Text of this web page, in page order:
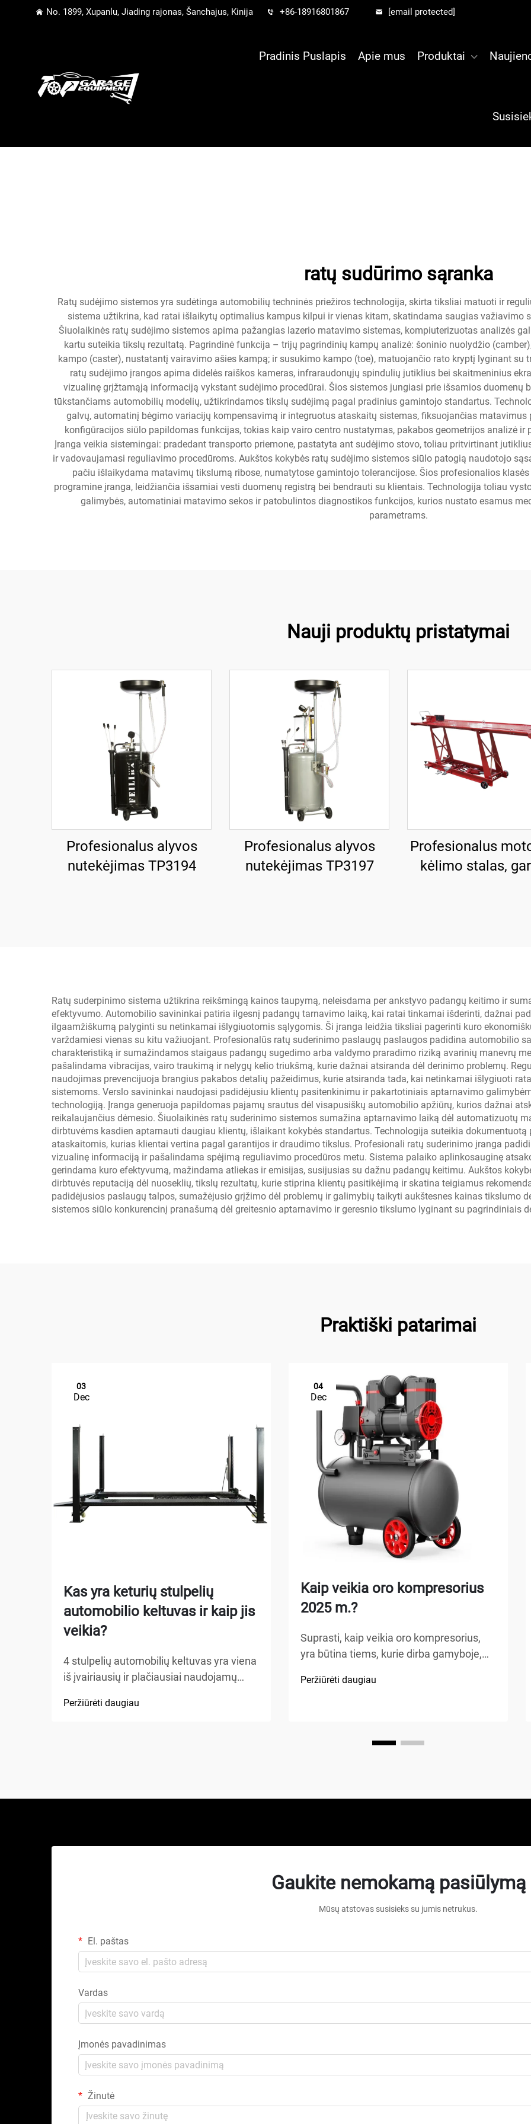
No. 1899, Xupanlu, Jiading rajonas, Šanchajus, Kinija +86-18916801867 [email protected]
Pradinis Puslapis Apie mus Produktai
ratų sudūrimo sąranka
Ratų sudėjimo sistemos yra sudėtinga automobilių techninės priežiros technologija, skirta tiksliai matuoti ir
sistema užtikrina, kad ratai išlaikytų optimalius kampus kilpui ir vienas kitam, skatindama saugias važiavimo
Šiuolaikinės ratų sudėjimo sistemos apima pažangias lazerio matavimo sistemas, kompiuterizuotas analizės
kartu suteikia tikslų rezultatą. Pagrindinė funkcija – trijų pagrindinių kampų analizė: šoninio nuolydžio
kampo (caster), nustatantį vairavimo ašies kampą; ir susukimo kampo (toe), matuojančio rato kryptį lyginant su
ratų sudėjimo įrangos apima didelės raiškos kameras, infraraudonųjų spindulių jutiklius bei skaitmeninius
vizualinę grįžtamąją informaciją vykstant sudėjimo procedūrai. Šios sistemos jungiasi prie išsamios duomenų
tūkstančiams automobilių modelių, užtikrindamos tikslų sudėjimą pagal pradinius gamintojo standartus.
galvų, automatinį bėgimo variacijų kompensavimą ir integruotus ataskaitų sistemas, fiksuojančias
konfigūracijos siūlo papildomas funkcijas, tokias kaip vairo centro nustatymas, pakabos geometrijos analizė
Įranga veikia sistemingai: pradedant transporto priemone, pastatyta ant sudėjimo stovo, toliau pritvirtinant
ir vadovaujamasi reguliavimo procedūroms. Aukštos kokybės ratų sudėjimo sistemos siūlo patogią naudotojo
pačiu išlaikydama matavimų tikslumą ribose, numatytose gamintojo tolerancijose. Šios profesionalios
programine įranga, leidžiančia išsamiai vesti duomenų registrą bei bendrauti su klientais. Technologija toliau
galimybės, automatiniai matavimo sekos ir patobulintos diagnostikos funkcijos, kurios nustato esamus
parametrams.
Nauji produktų pristatymai
Profesionalus alyvos
nutekėjimas TP3194
Profesionalus alyvos
nutekėjimas TP3197
Profesionalus
kėlimo stalas,
Ratų suderpinimo sistema užtikrina reikšmingą kainos taupymą, neleisdama per ankstyvo padangų keitimo ir
efektyvumo. Automobilio savininkai patiria ilgesnį padangų tarnavimo laiką, kai ratai tinkamai išderinti, dažnai
ilgaamžiškumą palyginti su netinkamai išlygiuotomis sąlygomis. Ši įranga leidžia tiksliai pagerinti kuro
varždamiesi vienas su kitu važiuojant. Profesionalūs ratų suderinimo paslaugų paslaugos padidina automobilio
charakteristiką ir sumažindamos staigaus padangų sugedimo arba valdymo praradimo riziką avarinių manevrų
pašalindama vibracijas, vairo traukimą ir nelygų kelio triukšmą, kurie dažnai atsiranda dėl derinimo problemų.
naudojimas prevencijuoja brangius pakabos detalių pažeidimus, kurie atsiranda tada, kai netinkamai išlygiuoti
sistemoms. Verslo savininkai naudojasi padidėjusiu klientų pasitenkinimu ir pakartotiniais aptarnavimo
technologiją. Įranga generuoja papildomas pajamų srautus dėl visapusiškų automobilio apžiūrų, kurios dažnai
reikalaujančius dėmesio. Šiuolaikinės ratų suderinimo sistemos sumažina aptarnavimo laiką dėl automatizuotų
dirbtuvėms kasdien aptarnauti daugiau klientų, išlaikant kokybės standartus. Technologija suteikia
ataskaitomis, kurias klientai vertina pagal garantijos ir draudimo tikslus. Profesionali ratų suderinimo įranga
vizualinę informaciją ir pašalindama spėjimą reguliavimo procedūros metu. Sistema palaiko aplinkosauginę
gerindama kuro efektyvumą, mažindama atliekas ir emisijas, susijusias su dažnu padangų keitimu. Aukštos
dirbtuvės reputaciją dėl nuoseklių, tikslų rezultatų, kurie stiprina klientų pasitikėjimą ir skatina teigiamus
padidėjusios paslaugų talpos, sumažėjusio grįžimo dėl problemų ir galimybių taikyti aukštesnes kainas tikslumo
sistemos siūlo konkurencinį pranašumą dėl greitesnio aptarnavimo ir geresnio tikslumo lyginant su pagrindiniais
Praktiški patarimai
03
Dec
Kas yra keturių stulpelių
automobilio keltuvas ir kaip jis
veikia?
4 stulpelių automobilių keltuvas yra viena
iš įvairiausių ir plačiausiai naudojamų
įrengimuose, namų garažuose bei
Peržiūrėti daugiau
04
Dec
Kaip veikia oro kompresorius
2025 m.?
Suprasti, kaip veikia oro kompresorius,
yra būtina tiems, kurie dirba gamyboje,
namų patobulinimo projektus. Oro
Peržiūrėti daugiau
Gaukite nemokamą pasiūlymą
Mūsų atstovas susisieks su jumis netrukus.
El. paštas
Vardas
Įmonės pavadinimas
Žinutė